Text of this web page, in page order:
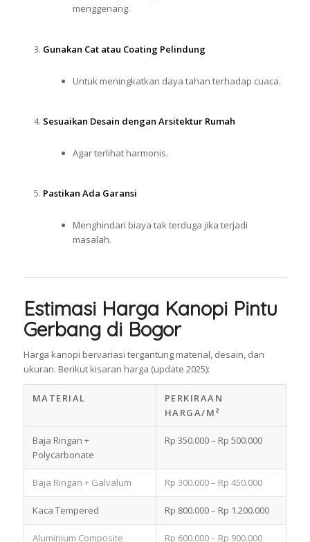
menggenang.
Gunakan Cat atau Coating Pelindung
Untuk meningkatkan daya tahan terhadap cuaca.
Sesuaikan Desain dengan Arsitektur Rumah
Agar terlihat harmonis.
Pastikan Ada Garansi
Menghindari biaya tak terduga jika terjadi
masalah.
Estimasi Harga Kanopi Pintu
Gerbang di Bogor
Harga kanopi bervariasi tergantung material, desain, dan
ukuran. Berikut kisaran harga (update 2025):
MATERIAL
PERKIRAAN
HARGA/M²
Baja Ringan +
Polycarbonate
Rp 350.000 – Rp 500.000
Baja Ringan + Galvalum Rp 300.000 – Rp 450.000
Kaca Tempered Rp 800.000 – Rp 1.200.000
Aluminium Composite
Rp 600.000 – Rp 900.000